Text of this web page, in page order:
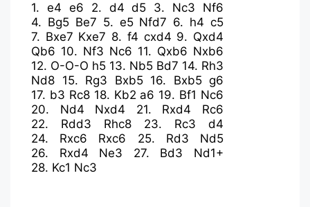
1. e4 e6 2. d4 d5 3. Nc3
Nf6
4. Bg5 Be7 5. e5 Nfd7 6. h4 c5
7. Bxe7 Kxe7 8. f4 cxd4 9. Qxd4
Qb6 10. Nf3 Nc6 11. Qxb6 Nxb6
12. O-O-O h5 13. Nb5 Bd7 14. Rh3
Nd8 15. Rg3 Bxb5 16. Bxb5 g6
17. b3 Rc8 18. Kb2 a6 19. Bf1 Nc6
20. Nd4 Nxd4 21. Rxd4
Rc6
22. Rdd3 Rhc8 23. Rc3
d4
24. Rxc6 Rxc6 25. Rd3
Nd5
26. Rxd4 Ne3 27. Bd3
Nd1+
28. Kc1 Nc3